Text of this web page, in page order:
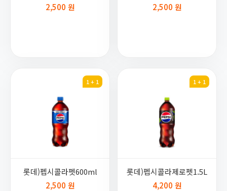
2,500 원
2,500 원
1 + 1
롯데)펩시콜라펫600ml
2,500 원
1 + 1
롯데)펩시콜라제로펫1.5L
4,200 원